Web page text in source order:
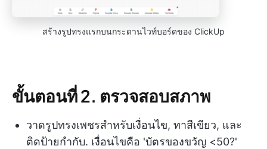
สร้างรูปทรงแรกบนกระดานไวท์บอร์ดของ ClickUp
ขั้นตอนที่ 2. ตรวจสอบสภาพ
วาดรูปทรงเพชรสำหรับเงื่อนไข, ทาสีเขียว, และ
ติดป้ายกำกับ. เงื่อนไขคือ 'บัตรของขวัญ <50?'